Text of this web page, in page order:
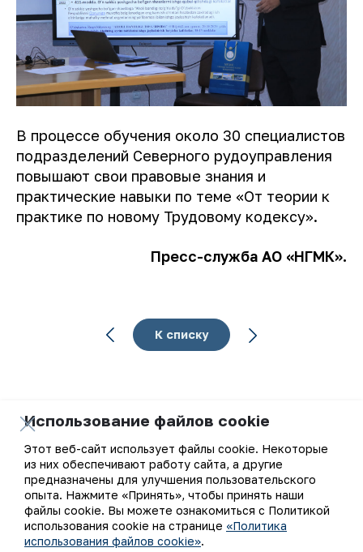
В процессе обучения около 30 специалистов
подразделений Северного рудоуправления
повышают свои правовые знания и
практические навыки по теме «От теории к
практике по новому Трудовому кодексу».
Пресс-служба АО «НГМК».
К списку
Ваш email
Подписаться на обновления
Использование файлов cookie
Этот веб-сайт использует файлы cookie. Некоторые
из них обеспечивают работу сайта, а другие
предназначены для улучшения пользовательского
опыта. Нажмите «Принять», чтобы принять наши
файлы cookie. Вы можете ознакомиться с Политикой
использования cookie на странице «Политика
использования файлов cookie».